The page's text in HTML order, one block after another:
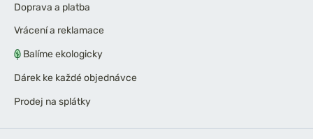
Doprava a platba
Vrácení a reklamace
Balíme ekologicky
Dárek ke každé objednávce
Prodej na splátky